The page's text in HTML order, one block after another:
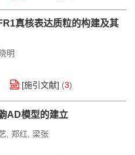
真核表达质粒的构建及其
明
[施引文献] (3)
AD模型的建立
, 郑红, 梁张